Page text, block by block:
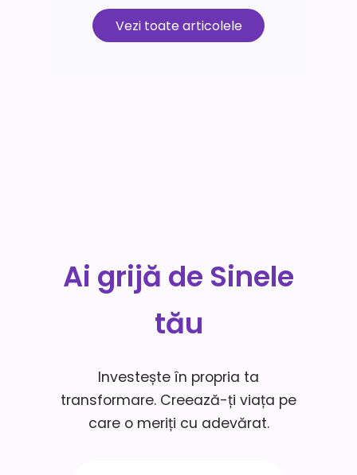
Vezi toate articolele
Ai grijă de Sinele
tău
Investește în propria ta
transformare. Creează-ți viața pe
care o meriți cu adevărat.